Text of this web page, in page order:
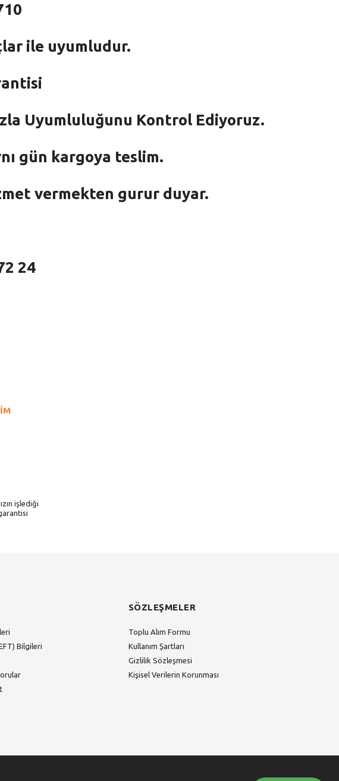
ile uyumludur.
Uyumluluğunu Kontrol Ediyoruz.
gün kargoya teslim.
vermekten gurur duyar.
24
işlediği
Bilgileri
SÖZLEŞMELER
Toplu Alım Formu
Kullanım Şartları
Gizlilik Sözleşmesi
Kişisel Verilerin Korunması